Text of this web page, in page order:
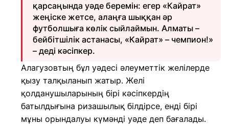
қарсаңында уәде беремін: егер «Кайрат»
жеңіске жетсе, алаңға шыққан әр
футболшыға көлік сыйлаймын. Алматы –
бейбітшілік астанасы, «Кайрат» – чемпион!»
– деді кәсіпкер.
Алагузовтың бұл уәдесі әлеуметтік желілерде
қызу талқыланып жатыр. Желі
қолданушыларының бірі кәсіпкердің
батылдығына ризашылық білдірсе, енді бірі
мұны орындалуы күмәнді уәде деп бағалады.